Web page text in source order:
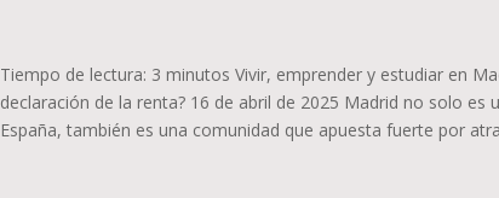
Tiempo de lectura: 3 minutos Vivir, emprender y estudiar en
declaración de la renta? 16 de abril de 2025 Madrid no solo
España, también es una comunidad que apuesta fuerte por